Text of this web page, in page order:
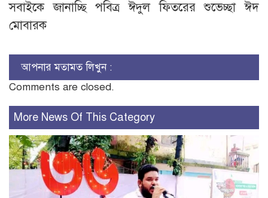
সবাইকে জানাচ্ছি পবিত্র ঈদুল ফিতরের শুভেচ্ছা ঈদ
মোবারক
আপনার মতামত লিখুন :
Comments are closed.
More News Of This Category